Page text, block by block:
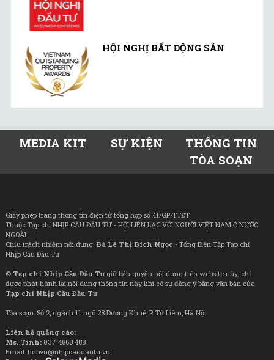
HỘI NGHỊ BẤT ĐỘNG SẢN
MEDIA KIT SỰ KIỆN
THÔNG TIN
TÒA SOẠN
Giấy phép trang thông tin điện tử tổng hợp số 41/GP-TTĐT
Thuộc Tạp chí NHỊP CẦU ĐẦU TƯ - HỘI LIÊN LẠC VỚI NGƯỜI VIỆT NAM Ở NƯỚC
NGOÀI
Chịu trách nhiệm nội dung: Bà Lê Thị Bích Ngọc - Tổng Biên Tập Tạp chí
Nhịp Cầu Đầu Tư
© Tạp chí Nhịp Cầu Đầu Tưgiữ bản quyền nội dung trên website này; chỉ
được phát hành lại nội dung thông tin này khi có sự đồng ý bằng văn bản của
Tạp chí Nhịp Cầu Đầu Tư
Tòa soạn: Số 2, ngách 11 ngõ 28 Dương Khuê, P. Từ Liêm, Hà Nội
Liên hệ quảng cáo:
Ms. Tình: 037 4868 488
Email: tinhvu@nhipcaudautu.vn